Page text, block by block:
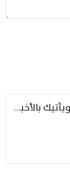
ستبدي لك الأيام ما كنت جاهلا … ويأتيك بالأخبار من لم تزوّد